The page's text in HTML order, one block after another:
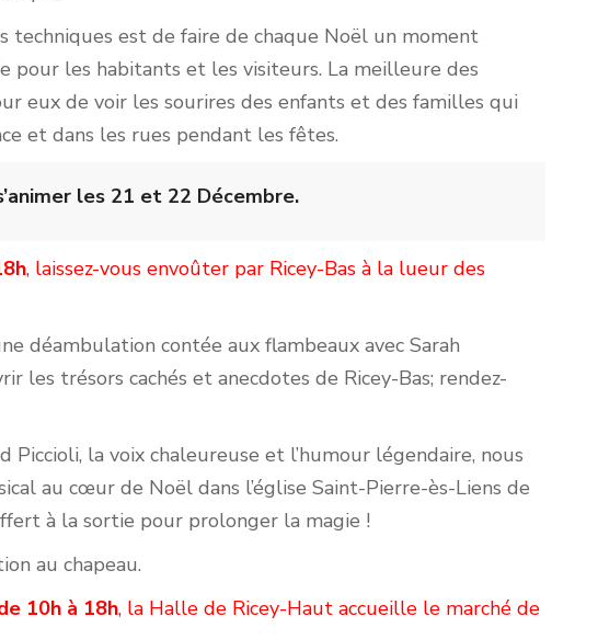
techniques est de faire de chaque Noël un moment
pour les habitants et les visiteurs. La meilleure des
eux de voir les sourires des enfants et des familles qui
et dans les rues pendant les fêtes.
les 21 et 22 Décembre.
, laissez-vous envoûter par Ricey-Bas à la lueur des
déambulation contée aux flambeaux avec Sarah
les trésors cachés et anecdotes de Ricey-Bas; rendez-
Piccioli, la voix chaleureuse et l’humour légendaire, nous
au cœur de Noël dans l’église Saint-Pierre-ès-Liens de
à la sortie pour prolonger la magie !
au chapeau.
10h à 18h, la Halle de Ricey-Haut accueille le marché de